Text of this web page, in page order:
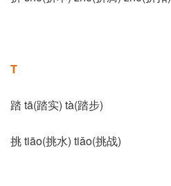
T
踏 tā(踏实) tà(踏步)
挑 tiāo(挑水) tiǎo(挑战)